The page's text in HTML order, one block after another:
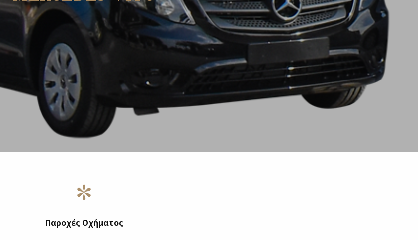
Παροχές Οχήματος